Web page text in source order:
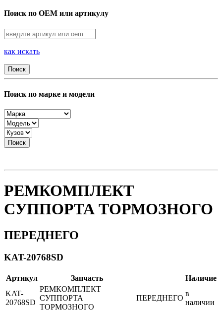
Поиск по OEM или артикулу
как искать
Поиск
Поиск по марке и модели
Поиск
РЕМКОМПЛЕКТ
СУППОРТА ТОРМОЗНОГО
ПЕРЕДНЕГО
KAT-20768SD
Артикул Запчасть
Наличие
KAT-
20768SD
РЕМКОМПЛЕКТ
СУППОРТА
ТОРМОЗНОГО
ПЕРЕДНЕГО
в
наличии